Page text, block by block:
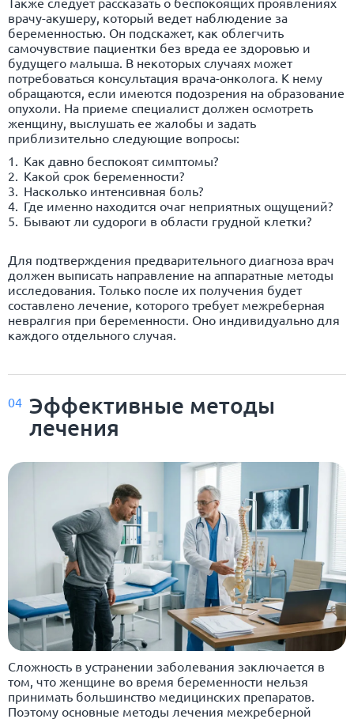
врачу-акушеру, который ведет наблюдение за
беременностью. Он подскажет, как облегчить
самочувствие пациентки без вреда ее здоровью и
будущего малыша. В некоторых случаях может
потребоваться консультация врача-онколога. К нему
обращаются, если имеются подозрения на образование
опухоли. На приеме специалист должен осмотреть
женщину, выслушать ее жалобы и задать
приблизительно следующие вопросы:
Как давно беспокоят симптомы?
Какой срок беременности?
Насколько интенсивная боль?
Где именно находится очаг неприятных ощущений?
Бывают ли судороги в области грудной клетки?
Для подтверждения предварительного диагноза врач
должен выписать направление на аппаратные методы
исследования. Только после их получения будет
составлено лечение, которого требует межреберная
невралгия при беременности. Оно индивидуально для
каждого отдельного случая.
04 Эффективные методы
лечения
Сложность в устранении заболевания заключается в
том, что женщине во время беременности нельзя
принимать большинство медицинских препаратов.
Поэтому основные методы лечения межреберной